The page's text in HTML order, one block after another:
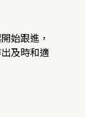
始跟進，
及時和適